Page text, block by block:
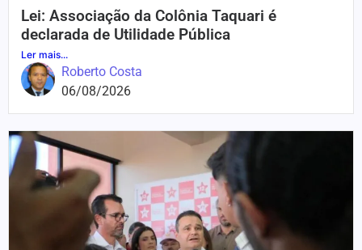
Lei: Associação da Colônia Taquari é
declarada de Utilidade Pública
Ler mais...
Roberto Costa
06/08/2026